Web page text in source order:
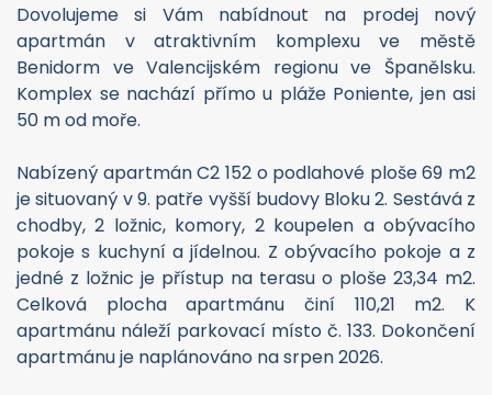
Dovolujeme si Vám nabídnout na prodej nový
apartmán v atraktivním komplexu ve městě
Benidorm ve Valencijském regionu ve Španělsku.
Komplex se nachází přímo u pláže Poniente, jen asi
50 m od moře.
Nabízený apartmán C2 152 o podlahové ploše 69 m2
je situovaný v 9. patře vyšší budovy Bloku 2. Sestává z
chodby, 2 ložnic, komory, 2 koupelen a obývacího
pokoje s kuchyní a jídelnou. Z obývacího pokoje a z
jedné z ložnic je přístup na terasu o ploše 23,34 m2.
Celková plocha apartmánu činí 110,21 m2. K
apartmánu náleží parkovací místo č. 133. Dokončení
apartmánu je naplánováno na srpen 2026.